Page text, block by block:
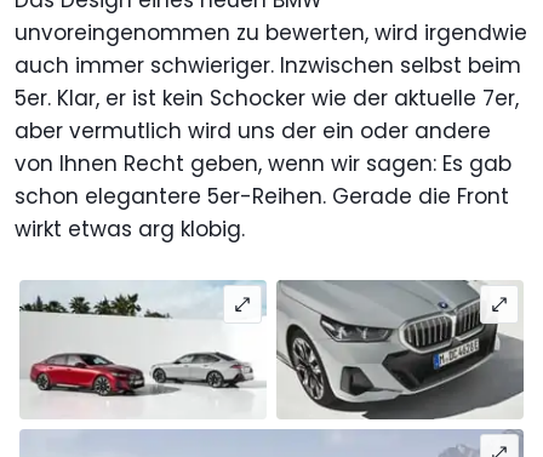
unvoreingenommen zu bewerten, wird irgendwie
auch immer schwieriger. Inzwischen selbst beim
5er. Klar, er ist kein Schocker wie der aktuelle 7er,
aber vermutlich wird uns der ein oder andere
von Ihnen Recht geben, wenn wir sagen: Es gab
schon elegantere 5er-Reihen. Gerade die Front
wirkt etwas arg klobig.